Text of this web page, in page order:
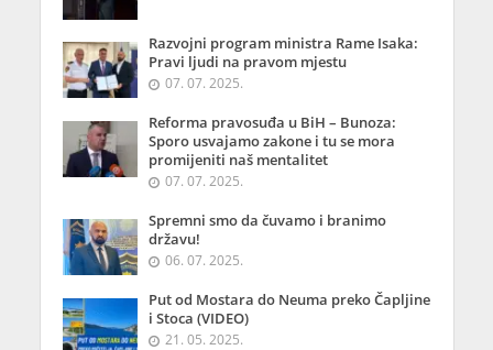
Razvojni program ministra Rame Isaka:
Pravi ljudi na pravom mjestu
07. 07. 2025.
Reforma pravosuđa u BiH – Bunoza:
Sporo usvajamo zakone i tu se mora
promijeniti naš mentalitet
07. 07. 2025.
Spremni smo da čuvamo i branimo
državu!
06. 07. 2025.
Put od Mostara do Neuma preko Čapljine
i Stoca (VIDEO)
21. 05. 2025.